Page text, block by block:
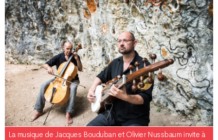
La musique de Jacques Bouduban et Olivier Nussbaum invite à